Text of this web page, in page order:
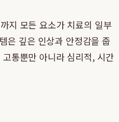
지 모든 요소가 치료의 일부
은 깊은 인상과 안정감을 줍
통뿐만 아니라 심리적, 시간